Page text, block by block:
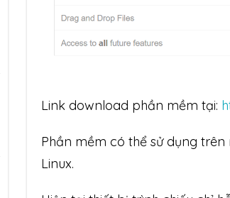
Link download phần mềm tại:
Phần mềm có thể sử dụng trên
Linux.